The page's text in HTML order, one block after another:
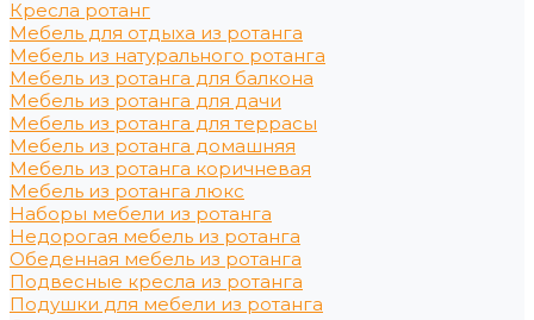
Кресла ротанг
Мебель для отдыха из ротанга
Мебель из натурального ротанга
Мебель из ротанга для балкона
Мебель из ротанга для дачи
Мебель из ротанга для террасы
Мебель из ротанга домашняя
Мебель из ротанга коричневая
Мебель из ротанга люкс
Наборы мебели из ротанга
Недорогая мебель из ротанга
Обеденная мебель из ротанга
Подвесные кресла из ротанга
Подушки для мебели из ротанга